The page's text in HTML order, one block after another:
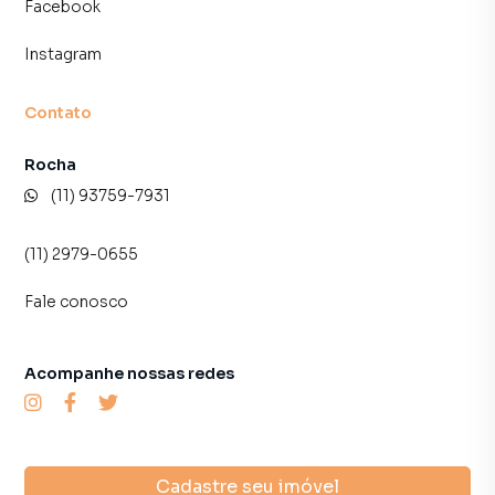
Facebook
Instagram
Contato
Rocha
(11) 93759-7931
(11) 2979-0655
Fale conosco
Cadastre seu imóvel
Acompanhe nossas redes